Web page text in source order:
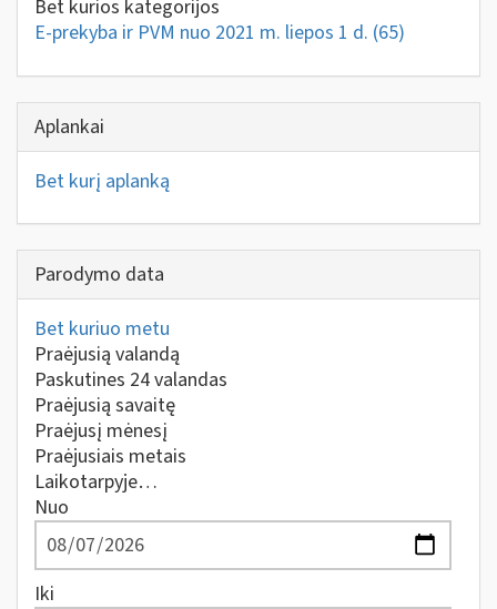
Bet kurios kategorijos
E-prekyba ir PVM nuo 2021 m. liepos 1 d. (65)
Aplankai
Bet kurį aplanką
Parodymo data
Bet kuriuo metu
Praėjusią valandą
Paskutines 24 valandas
Praėjusią savaitę
Praėjusį mėnesį
Praėjusiais metais
Laikotarpyje…
Nuo
Iki